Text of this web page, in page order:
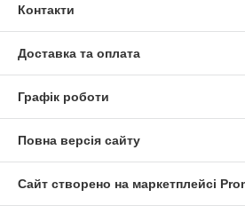
Контакти
Доставка та оплата
Графік роботи
Повна версія сайту
Сайт створено на маркетплейсі